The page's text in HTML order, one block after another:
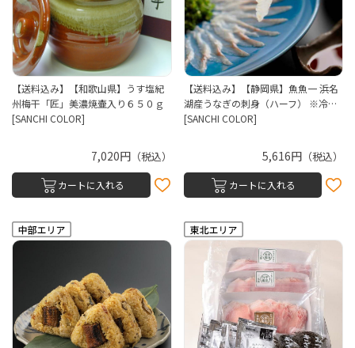
【送料込み】【和歌山県】うす塩紀
州梅干「匠」美濃焼壷入り６５０ｇ
[SANCHI COLOR]
7,020円（税込）
カートに入れる
【送料込み】【静岡県】魚魚一 浜名
湖産うなぎの刺身（ハーフ） ※冷…
[SANCHI COLOR]
5,616円 （税込）
カートに入れる